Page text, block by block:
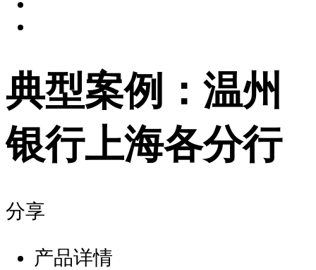
典型案例：温州
银行上海各分行
分享
产品详情